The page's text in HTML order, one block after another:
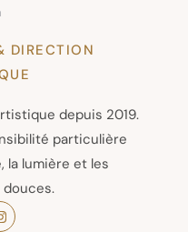
DIRECTION
depuis 2019.
particulière
la lumière et les